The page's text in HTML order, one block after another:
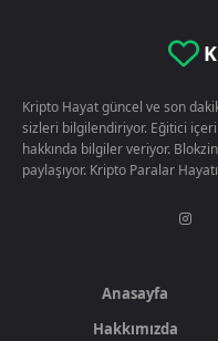
Kripto Hayat güncel ve son
sizleri bilgilendiriyor. Eğitici
hakkında bilgiler veriyor.
paylaşıyor. Kripto Paralar
Anasayfa
Hakkımızda